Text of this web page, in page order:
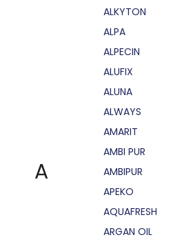
A
ALKYTON
ALPA
ALPECIN
ALUFIX
ALUNA
ALWAYS
AMARIT
AMBI PUR
AMBIPUR
APEKO
AQUAFRESH
ARGAN OIL